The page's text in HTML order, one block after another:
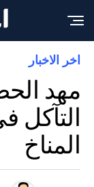
اخر الاخبار
مهد
التآكل
المناخ